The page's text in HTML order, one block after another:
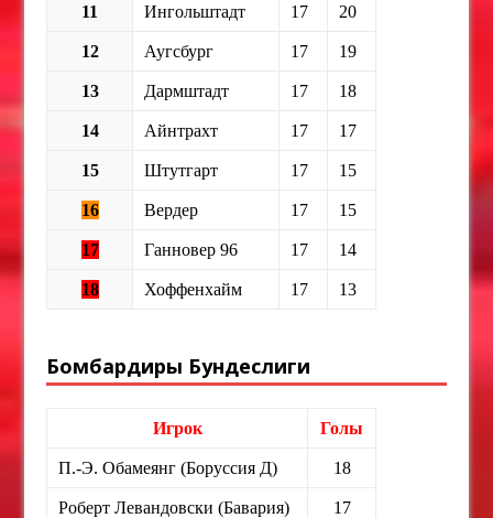
11 Ингольштадт 17 20
12 Аугсбург 17 19
13 Дармштадт 17 18
14 Айнтрахт 17 17
15 Штутгарт 17 15
16 Вердер 17 15
17 Ганновер 96 17 14
18 Хоффенхайм 17 13
Бомбардиры Бундеслиги
Игрок Голы
П.-Э. Обамеянг (Боруссия Д) 18
Роберт Левандовски (Бавария) 17